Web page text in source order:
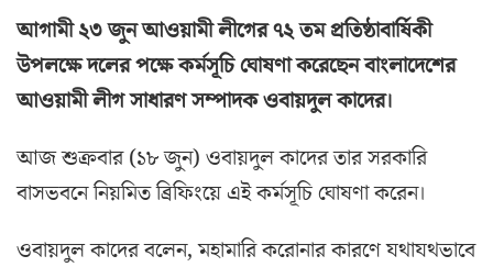
আগামী ২৩ জুন আওয়ামী লীগের ৭২ তম প্রতিষ্ঠাবার্ষিকী
উপলক্ষে দলের পক্ষে কর্মসূচি ঘোষণা করেছেন বাংলাদেশের
আওয়ামী লীগ সাধারণ সম্পাদক ওবায়দুল কাদের।
আজ শুক্রবার (১৮ জুন) ওবায়দুল কাদের তার সরকারি
বাসভবনে নিয়মিত ব্রিফিংয়ে এই কর্মসূচি ঘোষণা করেন।
ওবায়দুল কাদের বলেন, মহামারি করোনার কারণে যথাযথভাবে